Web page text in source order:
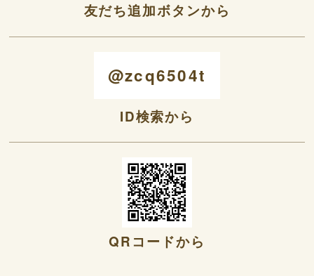
友だち追加ボタンから
@zcq6504t
ID検索から
QRコードから